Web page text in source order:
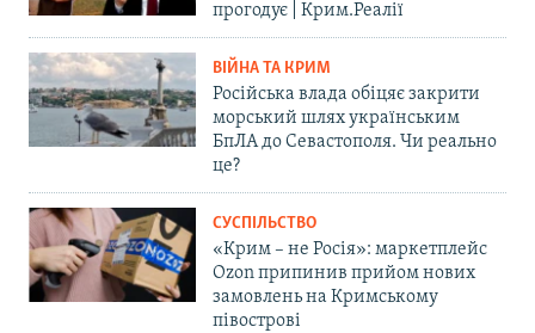
прогодує | Крим.Реалії
ВІЙНА ТА КРИМ
Російська влада обіцяє закрити
морський шлях українським
БпЛА до Севастополя. Чи реально
це?
СУСПІЛЬСТВО
«Крим – не Росія»: маркетплейс
Ozon припинив прийом нових
замовлень на Кримському
півострові